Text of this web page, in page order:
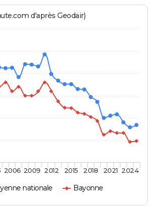
d'après Geodair)
nationale Bayonne
2006 2009 2012 2015 2018 2021 2024